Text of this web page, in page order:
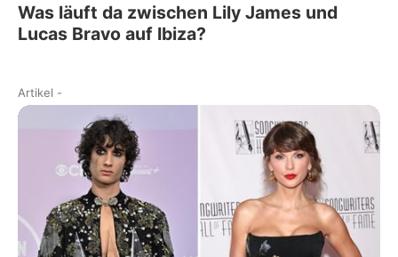
Was läuft da zwischen Lily James und
Lucas Bravo auf Ibiza?
Artikel -